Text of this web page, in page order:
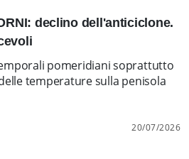
declino dell'anticiclone.
pomeridiani soprattutto
temperature sulla penisola
20/07/2026